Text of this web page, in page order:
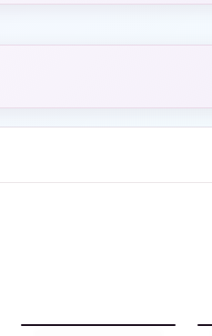
parole amore